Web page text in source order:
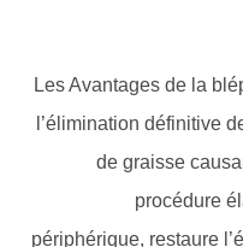
Les Avantages de la
l’élimination définitive
de graisse
procédure
périphérique, restaure